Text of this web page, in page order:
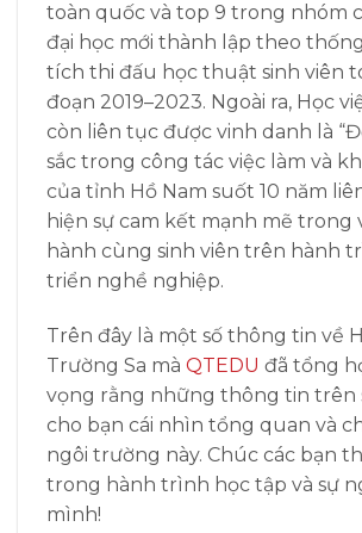
toàn quốc và top 9 trong nhóm
đại học mới thành lập theo
tích thi đấu học thuật sinh viên
đoạn 2019–2023. Ngoài ra, Học
còn liên tục được vinh danh là
sắc trong công tác việc làm và
của tỉnh Hồ Nam suốt 10 năm
hiện sự cam kết mạnh mẽ trong
hành cùng sinh viên trên hành
triển nghề nghiệp.
Trên đây là một số thông tin về
Trường Sa mà QTEDU đã tổng
vọng rằng những thông tin trên
cho bạn cái nhìn tổng quan và
ngôi trường này. Chúc các bạn
trong hành trình học tập và sự
mình!